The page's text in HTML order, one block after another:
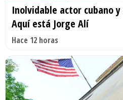
Inolvidable actor cubano
Aquí está Jorge Alí
Hace 12 horas